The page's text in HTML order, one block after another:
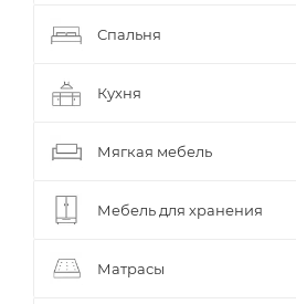
Спальня
Кухня
Мягкая мебель
Мебель для хранения
Матрасы